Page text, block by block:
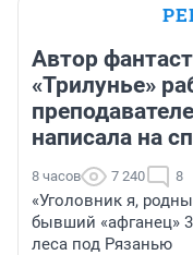
Автор
«Трилунье»
написала на
8 часов 7 240 8
«Уголовник я,
бывший «афганец»
леса под Рязанью